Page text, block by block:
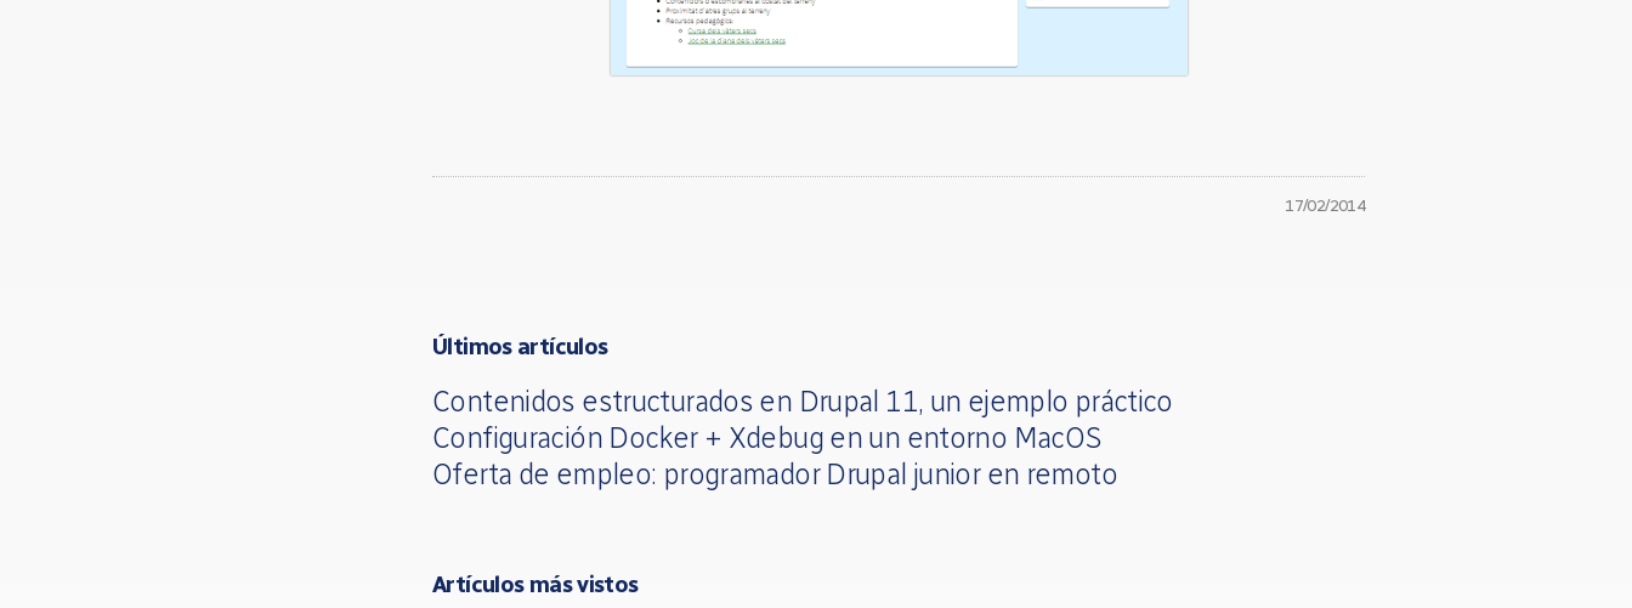
17/02/2014
Últimos artículos
Contenidos estructurados en Drupal 11, un ejemplo práctico
Configuración Docker + Xdebug en un entorno MacOS
Oferta de empleo: programador Drupal junior en remoto
Artículos más vistos